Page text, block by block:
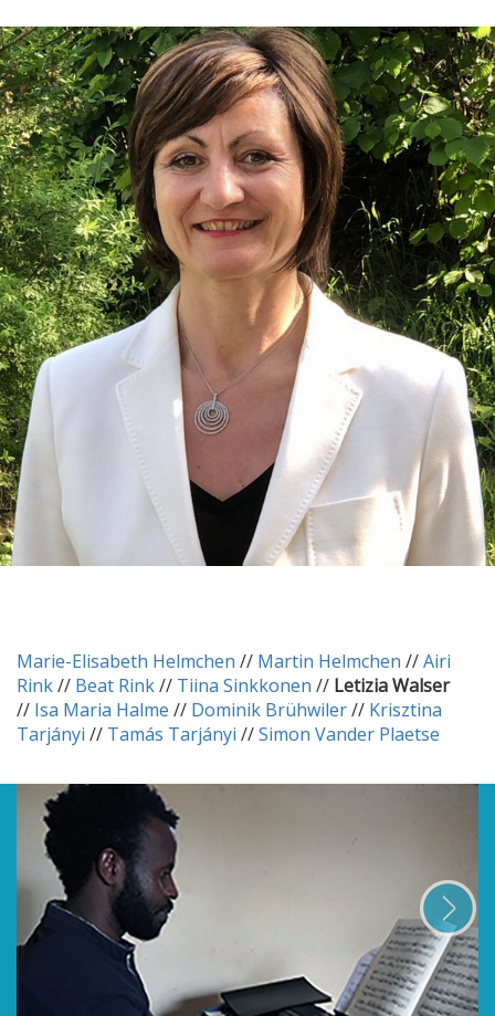
Marie-Elisabeth Helmchen // Martin Helmchen //Airi
Rink// Beat Rink// Tiina Sinkkonen // Letizia Walser
// Isa Maria Halme // Dominik Brühwiler// Krisztina
Tarjányi // Tamás Tarjányi //Simon Vander Plaetse